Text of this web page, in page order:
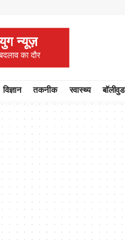
विज्ञान तकनीक स्वास्थ्य बॉलीवुड